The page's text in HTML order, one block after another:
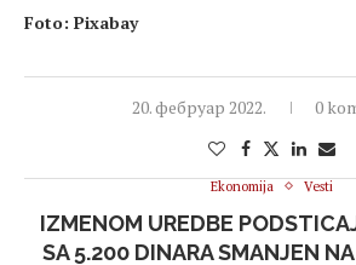
Foto: Pixabay
20. фебруар 2022. 0
Ekonomija Vesti
IZMENOM UREDBE
SA 5.200 DINARA SMANJEN